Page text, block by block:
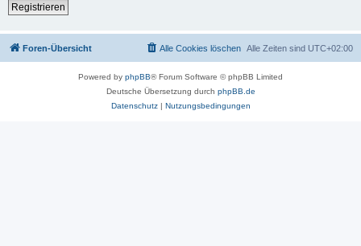
Registrieren
Foren-Übersicht Alle Zeiten sind UTC+02:00
Alle Cookies löschen
Powered by phpBB® Forum Software © phpBB Limited
Deutsche Übersetzung durch phpBB.de
Datenschutz| Nutzungsbedingungen